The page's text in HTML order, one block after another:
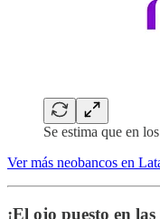
Se estima que en
Ver más neobancos en
¡El ojo puesto en